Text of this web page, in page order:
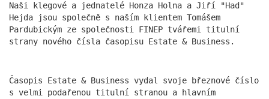
našich sítích a LinkedIn profilech.
more
Naši klegové a jednatelé Honza Holna a Jiří "Had"
Hejda jsou společně s naším klientem Tomášem
Pardubickým ze společnosti FINEP tvářemi titulní
strany nového čísla časopisu Estate & Business.
Časopis Estate & Business vydal svoje březnové číslo
s velmi podařenou titulní stranou a hlavním